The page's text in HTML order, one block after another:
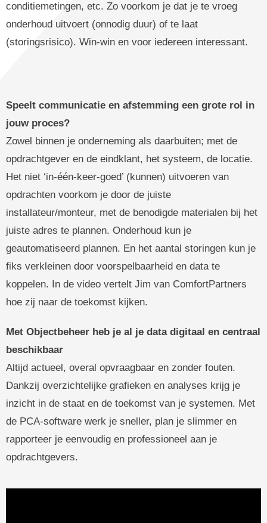
conditiemetingen, etc. Zo voorkom je dat je te vroeg
onderhoud uitvoert (onnodig duur) of te laat
(storingsrisico). Win-win en voor iedereen interessant.
Speelt communicatie en afstemming een grote rol in
jouw proces?
Zowel binnen je onderneming als daarbuiten; met de
opdrachtgever en de eindklant, het systeem, de locatie.
Het niet ‘in-één-keer-goed’ (kunnen) uitvoeren van
opdrachten voorkom je door de juiste
installateur/monteur, met de benodigde materialen bij het
juiste adres te plannen. Onderhoud kun je
geautomatiseerd plannen. En het aantal storingen kun je
fiks verkleinen door voorspelbaarheid en data te
koppelen. In de video vertelt Jim van ComfortPartners
hoe zij naar de toekomst kijken.
Met Objectbeheer heb je al je data digitaal en centraal
beschikbaar
Altijd actueel, overal opvraagbaar en zonder fouten.
Dankzij overzichtelijke grafieken en analyses krijg je
inzicht in de staat en de toekomst van je systemen. Met
de PCA-software werk je sneller, plan je slimmer en
rapporteer je eenvoudig en professioneel aan je
opdrachtgevers.